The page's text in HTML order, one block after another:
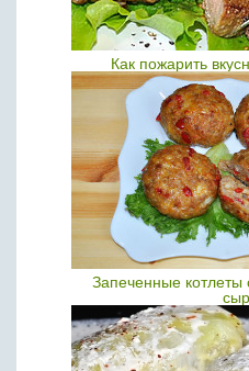
Как пожарить
Запеченные